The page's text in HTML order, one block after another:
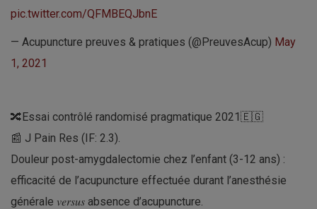
pic.twitter.com/QFMBEQJbnE
— Acupuncture preuves & pratiques (@PreuvesAcup) May
1, 2021
🔀Essai contrôlé randomisé pragmatique 2021🇪🇬
📰 J Pain Res (IF: 2.3).
Douleur post-amygdalectomie chez l’enfant (3-12 ans) :
efficacité de l’acupuncture effectuée durant l’anesthésie
générale 𝑣𝑒𝑟𝑠𝑢𝑠 absence d’acupuncture.